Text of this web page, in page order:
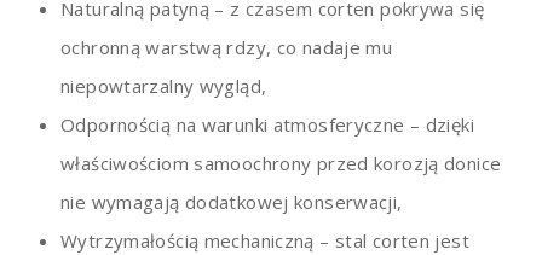
Naturalną patyną – z czasem corten pokrywa się
ochronną warstwą rdzy, co nadaje mu
niepowtarzalny wygląd,
Odpornością na warunki atmosferyczne – dzięki
właściwościom samoochrony przed korozją donice
nie wymagają dodatkowej konserwacji,
Wytrzymałością mechaniczną – stal corten jest